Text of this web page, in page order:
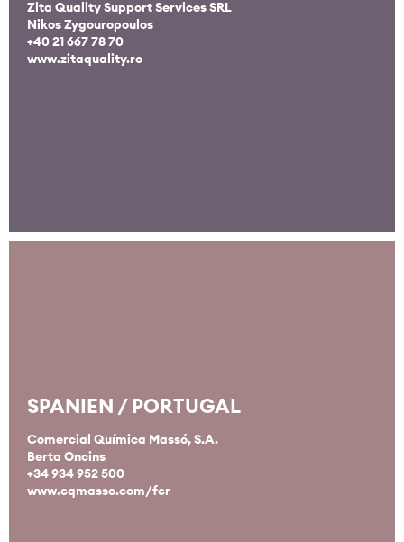
Zita Quality Support Services SRL
Nikos Zygouropoulos
+40 21 667 78 70
www.zitaquality.ro
SPANIEN / PORTUGAL
Comercial Química Massó, S.A.
Berta Oncins
+34 934 952 500
www.cqmasso.com/fcr